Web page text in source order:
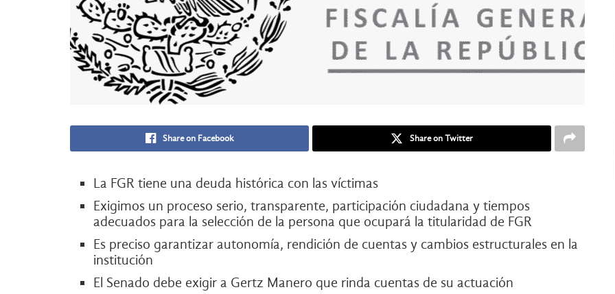
Share on Facebook Share on Twitter
La FGR tiene una deuda histórica con las víctimas
Exigimos un proceso serio, transparente, participación ciudadana y tiempos
adecuados para la selección de la persona que ocupará la titularidad de FGR
Es preciso garantizar autonomía, rendición de cuentas y cambios estructurales en la
institución
El Senado debe exigir a Gertz Manero que rinda cuentas de su actuación